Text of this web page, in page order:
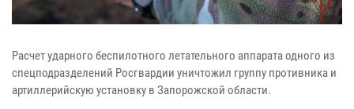
Расчет ударного беспилотного летательного аппарата одного из
спецподразделений Росгвардии уничтожил группу противника и
артиллерийскую установку в Запорожской области.